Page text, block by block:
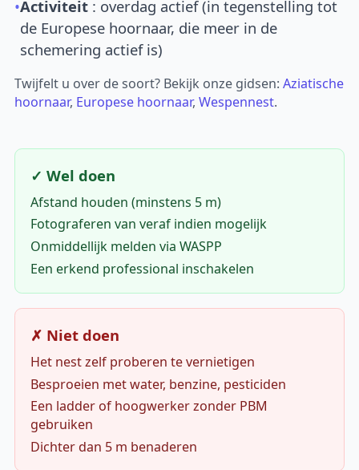
•Activiteit : overdag actief (in tegenstelling tot
de Europese hoornaar, die meer in de
schemering actief is)
Twijfelt u over de soort? Bekijk onze gidsen:Aziatische
hoornaar, Europese hoornaar,Wespennest.
✓ Wel doen
Afstand houden (minstens 5 m)
Fotograferen van veraf indien mogelijk
Onmiddellijk melden via WASPP
Een erkend professional inschakelen
✗ Niet doen
Het nest zelf proberen te vernietigen
Besproeien met water, benzine, pesticiden
Een ladder of hoogwerker zonder PBM
gebruiken
Dichter dan 5 m benaderen